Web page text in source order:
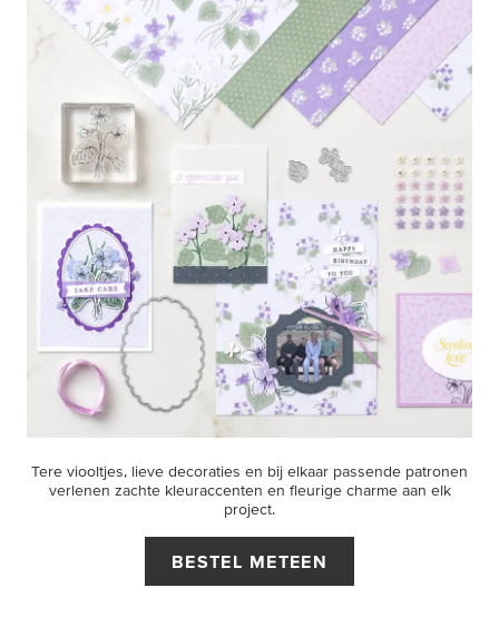
Tere viooltjes, lieve decoraties en bij elkaar passende patronen
verlenen zachte kleuraccenten en fleurige charme aan elk
project.
BESTEL METEEN